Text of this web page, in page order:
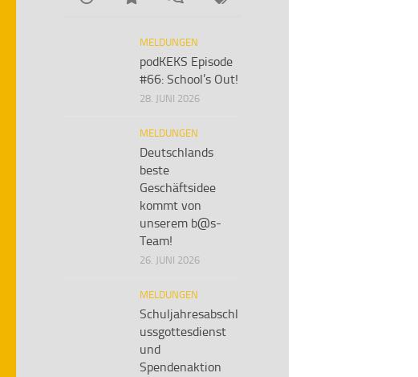
MELDUNGEN
podKEKS Episode
#66: School’s Out!
28. JUNI 2026
MELDUNGEN
Deutschlands
beste
Geschäftsidee
kommt von
unserem b@s-
Team!
26. JUNI 2026
MELDUNGEN
Schuljahresabschl
ussgottesdienst
und
Spendenaktion